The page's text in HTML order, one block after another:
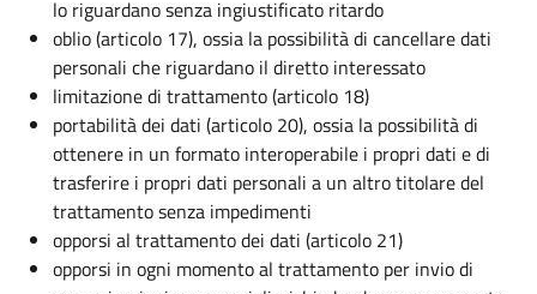
lo riguardano senza ingiustificato ritardo
oblio (articolo 17), ossia la possibilità di cancellare dati
personali che riguardano il diretto interessato
limitazione di trattamento (articolo 18)
portabilità dei dati (articolo 20), ossia la possibilità di
ottenere in un formato interoperabile i propri dati e di
trasferire i propri dati personali a un altro titolare del
trattamento senza impedimenti
opporsi al trattamento dei dati (articolo 21)
opporsi in ogni momento al trattamento per invio di